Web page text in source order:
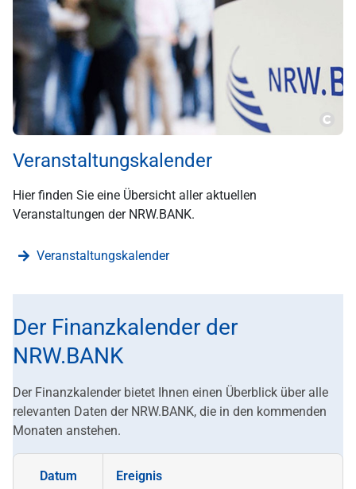
Veranstaltungskalender
Hier finden Sie eine Übersicht aller aktuellen
Veranstaltungen der NRW.BANK.
Veranstaltungskalender
Der Finanzkalender der
NRW.BANK
Der Finanzkalender bietet Ihnen einen Überblick über alle
relevanten Daten der NRW.BANK, die in den kommenden
Monaten anstehen.
Datum Ereignis